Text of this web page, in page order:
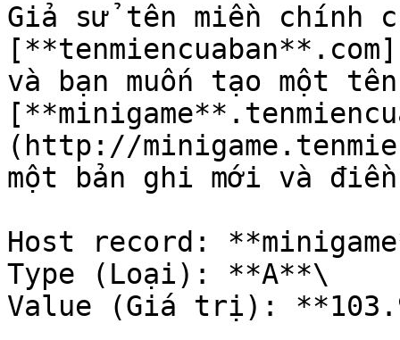
Giả sử tên miền chính
và bạn muốn tạo một
(http://
một bản ghi mới và
Host record:
Type (Loại): **A**\
Value (Giá trị):